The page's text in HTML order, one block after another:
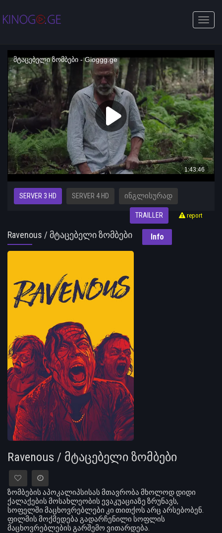
Toggle
SERVER 3 HD SERVER 4 HD ᲘᲜᲒᲚᲘᲡᲣᲠᲐᲓ
TRAILLER report
Ravenous / მტაცებელი ზომბები Info
Ravenous / მტაცებელი ზომბები
ზომბების აპოკალიპსისას მთავრობა მხოლოდ დიდი
ქალაქების მოსახლეობის ევაკუაციაზე ზრუნავს,
სოფელში მაცხოვრებლები კი თითქოს არც არსებობენ.
ფილმის მოქმედება გადარჩენილი სოფლის
მაცხოვრებლების გარშემო ვითარდება.